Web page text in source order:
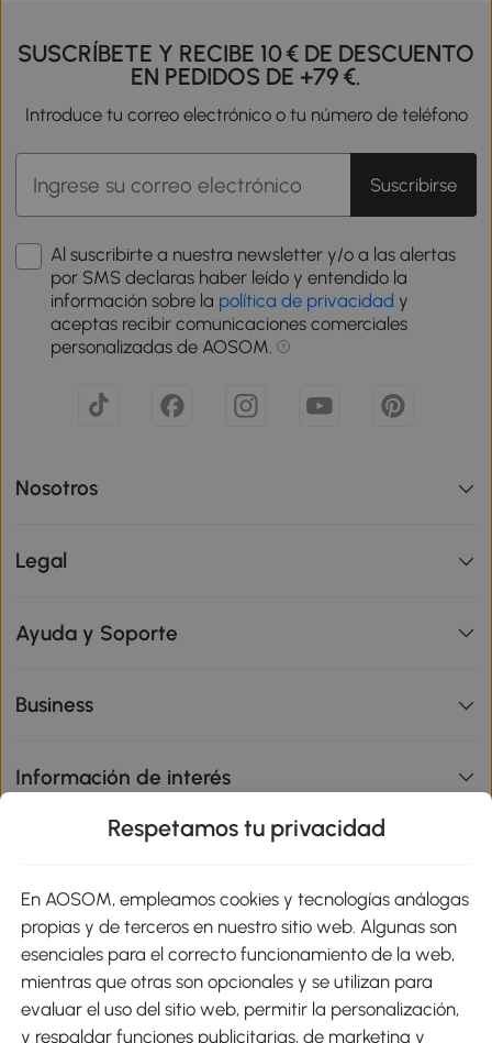
SUSCRÍBETE Y RECIBE 10 € DE DESCUENTO
EN PEDIDOS DE +79 €.
Introduce tu correo electrónico o tu número de teléfono
Suscribirse
Al suscribirte a nuestra newsletter y/o a las alertas
por SMS declaras haber leído y entendido la
información sobre la política de privacidad y
aceptas recibir comunicaciones comerciales
personalizadas de AOSOM.
Nosotros
Legal
Ayuda y Soporte
Business
Información de interés
Métodos de Pago
Respetamos tu privacidad
En AOSOM, empleamos cookies y tecnologías análogas
propias y de terceros en nuestro sitio web. Algunas son
esenciales para el correcto funcionamiento de la web,
mientras que otras son opcionales y se utilizan para
evaluar el uso del sitio web, permitir la personalización,
y respaldar funciones publicitarias, de marketing y